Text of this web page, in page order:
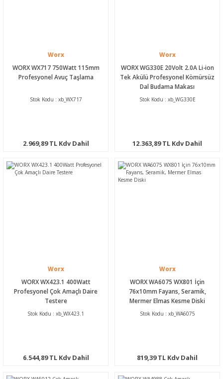
Worx
WORX WX717 750Watt 115mm
Profesyonel Avuç Taşlama
Stok Kodu : xb_WX717
2.969,89 TL Kdv Dahil
Worx
WORX WG330E 20Volt 2.0A Li-ion
Tek Akülü Profesyonel Kömürsüz
Dal Budama Makası
Stok Kodu : xb_WG330E
12.363,89 TL Kdv Dahil
Worx
WORX WX423.1 400Watt
Profesyonel Çok Amaçlı Daire
Testere
Stok Kodu : xb_WX423.1
6.544,89 TL Kdv Dahil
Worx
WORX WA6075 WX801 İçin
76x10mm Fayans, Seramik,
Mermer Elmas Kesme Diski
Stok Kodu : xb_WA6075
819,39 TL Kdv Dahil